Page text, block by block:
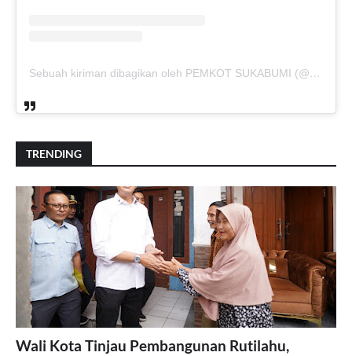
Sebuah kiriman dibagikan oleh PEMKOT SUKABUMI (@pemkotsukabumi_)
TRENDING
Wali Kota Tinjau Pembangunan Rutilahu,